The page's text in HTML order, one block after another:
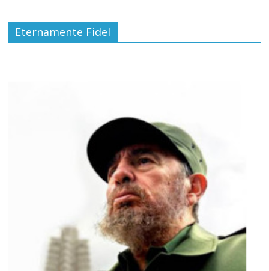
Eternamente Fidel